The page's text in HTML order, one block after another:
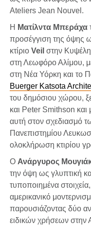
Ateliers Jean Nouvel.
Η Ματίλντα Μπεράχα
προσέγγιση της όψης
κτίριο Veil στην Κυψέλη
στη Λεωφόρο Αλίμου,
στη Νέα Υόρκη και το
Buerger Katsota
του δημόσιου χώρου,
και Peter Smithson και
αυτή στον σχεδιασμό
Πανεπιστημίου
ολοκλήρωση κτιρίου
Ο Ανάργυρος
την όψη ως γλυπτική
τυποποιημένα
αμερικανικό
παρουσιάζοντας δύο
ειδικών χρήσεων στην